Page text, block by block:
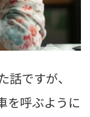
ですが、
を呼ぶように